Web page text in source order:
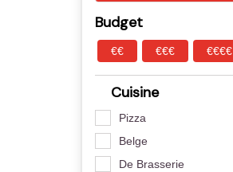
Budget
€€ €€€ €€€€
Cuisine
Pizza
Belge
De Brasserie